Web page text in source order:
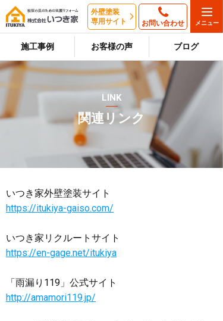
外壁塗装
専用サイト
お問い合わせ
施工事例 お客様の声 ブログ
LINK
関連リンク
いつき家外壁塗装サイト
https://itukiya-gaiso.com/
いつき家リクルートサイト
https://en-gage.net/itukiya
「雨漏り119」公式サイト
http://amamori119.jp/